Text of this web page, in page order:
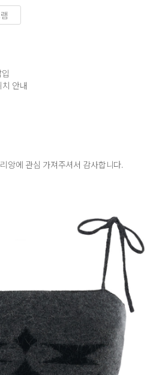
안내
앙에 관심 가져주셔서 감사합니다.